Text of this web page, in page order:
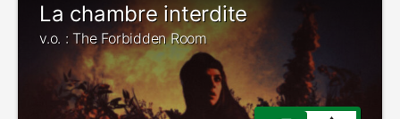
La chambre interdite
v.o. : The Forbidden Room